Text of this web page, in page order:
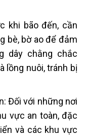
khi bão đến, cần
bè, bờ ao để đảm
dây chằng chắc
lồng nuôi, tránh bị
Đối với những nơi
vực an toàn, đặc
và các khu vực